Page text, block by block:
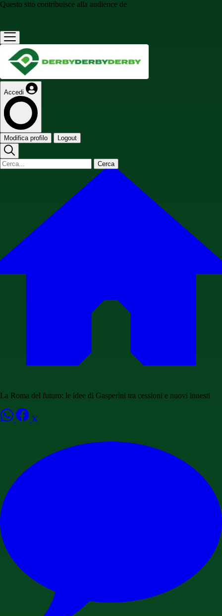
Questo sito contribuisce alla audience de
Accedi
Modifica profilo Logout
Cerca
La Roma del futuro: le idee di Gasperini tra cessioni e nuovi innesti